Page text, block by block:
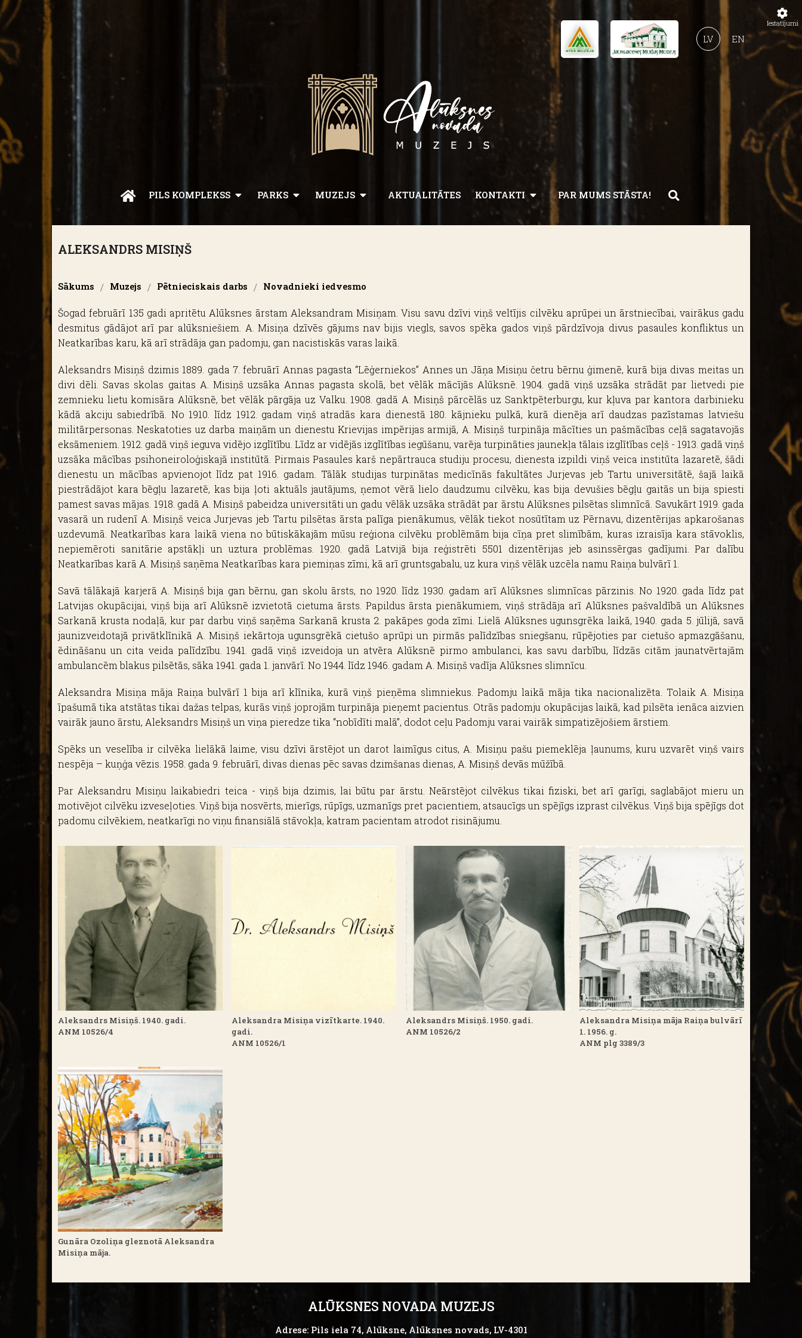
EN
LV
PILS KOMPLEKSS PARKS MUZEJS AKTUALITĀTES KONTAKTI PAR MUMS STĀSTA!
ALEKSANDRS MISIŅŠ
Sākums / Muzejs / Pētnieciskais darbs / Novadnieki iedvesmo
Šogad februārī 135 gadi apritētu Alūksnes ārstam Aleksandram Misiņam. Visu savu dzīvi viņš veltījis cilvēku aprūpei un ārstniecībai, vairākus gadu
desmitus gādājot arī par alūksniešiem. A. Misiņa dzīvēs gājums nav bijis viegls, savos spēka gados viņš pārdzīvoja divus pasaules konfliktus un
Neatkarības karu, kā arī strādāja gan padomju, gan nacistiskās varas laikā.
Aleksandrs Misiņš dzimis 1889. gada 7. februārī Annas pagasta “Lēģerniekos” Annes un Jāņa Misiņu četru bērnu ģimenē, kurā bija divas meitas un
divi dēli. Savas skolas gaitas A. Misiņš uzsāka Annas pagasta skolā, bet vēlāk mācījās Alūksnē. 1904. gadā viņš uzsāka strādāt par lietvedi pie
zemnieku lietu komisāra Alūksnē, bet vēlāk pārgāja uz Valku. 1908. gadā A. Misiņš pārcēlās uz Sanktpēterburgu, kur kļuva par kantora darbinieku
kādā akciju sabiedrībā. No 1910. līdz 1912. gadam viņš atradās kara dienestā 180. kājnieku pulkā, kurā dienēja arī daudzas pazīstamas latviešu
militārpersonas. Neskatoties uz darba maiņām un dienestu Krievijas impērijas armijā, A. Misiņš turpināja mācīties un pašmācības ceļā sagatavojās
eksāmeniem. 1912. gadā viņš ieguva vidējo izglītību. Līdz ar vidējās izglītības iegūšanu, varēja turpināties jaunekļa tālais izglītības ceļš - 1913. gadā viņš
uzsāka mācības psihoneiroloģiskajā institūtā. Pirmais Pasaules karš nepārtrauca studiju procesu, dienesta izpildi viņš veica institūta lazaretē, šādi
dienestu un mācības apvienojot līdz pat 1916. gadam. Tālāk studijas turpinātas medicīnās fakultātes Jurjevas jeb Tartu universitātē, šajā laikā
piestrādājot kara bēgļu lazaretē, kas bija ļoti aktuāls jautājums, ņemot vērā lielo daudzumu cilvēku, kas bija devušies bēgļu gaitās un bija spiesti
pamest savas mājas. 1918. gadā A. Misiņš pabeidza universitāti un gadu vēlāk uzsāka strādāt par ārstu Alūksnes pilsētas slimnīcā. Savukārt 1919. gada
vasarā un rudenī A. Misiņš veica Jurjevas jeb Tartu pilsētas ārsta palīga pienākumus, vēlāk tiekot nosūtītam uz Pērnavu, dizentērijas apkarošanas
uzdevumā. Neatkarības kara laikā viena no būtiskākajām mūsu reģiona cilvēku problēmām bija cīņa pret slimībām, kuras izraisīja kara stāvoklis,
nepiemēroti sanitārie apstākļi un uztura problēmas. 1920. gadā Latvijā bija reģistrēti 5501 dizentērijas jeb asinssērgas gadījumi. Par dalību
Neatkarības karā A. Misiņš saņēma Neatkarības kara piemiņas zīmi, kā arī gruntsgabalu, uz kura viņš vēlāk uzcēla namu Raiņa bulvārī 1.
Savā tālākajā karjerā A. Misiņš bija gan bērnu, gan skolu ārsts, no 1920. līdz 1930. gadam arī Alūksnes slimnīcas pārzinis. No 1920. gada līdz pat
Latvijas okupācijai, viņš bija arī Alūksnē izvietotā cietuma ārsts. Papildus ārsta pienākumiem, viņš strādāja arī Alūksnes pašvaldībā un Alūksnes
Sarkanā krusta nodaļā, kur par darbu viņš saņēma Sarkanā krusta 2. pakāpes goda zīmi. Lielā Alūksnes ugunsgrēka laikā, 1940. gada 5. jūlijā, savā
jaunizveidotajā privātklīnikā A. Misiņš iekārtoja ugunsgrēkā cietušo aprūpi un pirmās palīdzības sniegšanu, rūpējoties par cietušo apmazgāšanu,
ēdināšanu un cita veida palīdzību. 1941. gadā viņš izveidoja un atvēra Alūksnē pirmo ambulanci, kas savu darbību, līdzās citām jaunatvērtajām
ambulancēm blakus pilsētās, sāka 1941. gada 1. janvārī. No 1944. līdz 1946. gadam A. Misiņš vadīja Alūksnes slimnīcu.
Aleksandra Misiņa māja Raiņa bulvārī 1 bija arī klīnika, kurā viņš pieņēma slimniekus. Padomju laikā māja tika nacionalizēta. Tolaik A. Misiņa
īpašumā tika atstātas tikai dažas telpas, kurās viņš joprojām turpināja pieņemt pacientus. Otrās padomju okupācijas laikā, kad pilsēta ienāca aizvien
vairāk jauno ārstu, Aleksandrs Misiņš un viņa pieredze tika “nobīdīti malā”, dodot ceļu Padomju varai vairāk simpatizējošiem ārstiem.
Spēks un veselība ir cilvēka lielākā laime, visu dzīvi ārstējot un darot laimīgus citus, A. Misiņu pašu piemeklēja ļaunums, kuru uzvarēt viņš vairs
nespēja – kuņģa vēzis. 1958. gada 9. februārī, divas dienas pēc savas dzimšanas dienas, A. Misiņš devās mūžībā.
Par Aleksandru Misiņu laikabiedri teica - viņš bija dzimis, lai būtu par ārstu. Neārstējot cilvēkus tikai fiziski, bet arī garīgi, saglabājot mieru un
motivējot cilvēku izveseļoties. Viņš bija nosvērts, mierīgs, rūpīgs, uzmanīgs pret pacientiem, atsaucīgs un spējīgs izprast cilvēkus. Viņš bija spējīgs dot
padomu cilvēkiem, neatkarīgi no viņu finansiālā stāvokļa, katram pacientam atrodot risinājumu.
Aleksandrs Misiņš. 1940. gadi.
ANM 10526/4
Aleksandra Misiņa vizītkarte. 1940.
gadi.
ANM 10526/1
Aleksandrs Misiņš. 1950. gadi.
ANM 10526/2
Aleksandra Misiņa māja Raiņa bulvārī
1. 1956. g.
ANM plg 3389/3
Gunāra Ozoliņa gleznotā Aleksandra
Misiņa māja.
ALŪKSNES NOVADA MUZEJS
Adrese: Pils iela 74, Alūksne, Alūksnes novads, LV-4301
Iestatījumi